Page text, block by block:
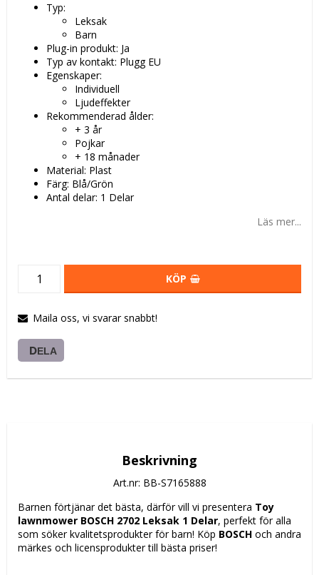
Typ:
Leksak
Barn
Plug-in produkt: Ja
Typ av kontakt: Plugg EU
Egenskaper:
Individuell
Ljudeffekter
Rekommenderad ålder:
+ 3 år
Pojkar
+ 18 månader
Material: Plast
Färg: Blå/Grön
Antal delar: 1 Delar
Läs mer...
KÖP
Maila oss, vi svarar snabbt!
DELA
Beskrivning
Art.nr: BB-S7165888
Barnen förtjänar det bästa, därför vill vi presentera Toy
lawnmower BOSCH 2702 Leksak 1 Delar, perfekt för alla
som söker kvalitetsprodukter för barn! Köp BOSCH och andra
märkes och licensprodukter till bästa priser!